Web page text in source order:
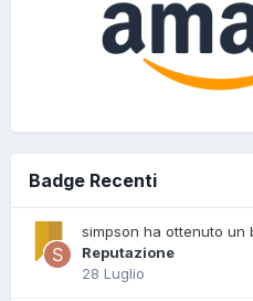
Badge Recenti
simpson ha ottenuto un
Reputazione
28 Luglio